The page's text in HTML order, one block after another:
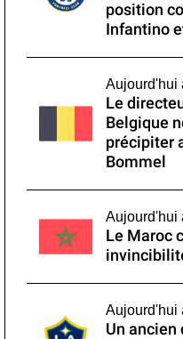
position
Infantino
Aujourd'hui
Le
Belgique
précipiter
Bommel
Aujourd'hui
Le Maroc
Aujourd'hui
Un ancien